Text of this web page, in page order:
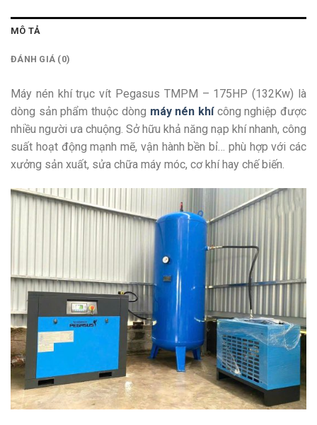
MÔ TẢ
ĐÁNH GIÁ (0)
Máy nén khí trục vít Pegasus TMPM – 175HP (132Kw) là
dòng sản phẩm thuộc dòng máy nén khícông nghiệp được
nhiều người ưa chuộng. Sở hữu khả năng nạp khí nhanh, công
suất hoạt động mạnh mẽ, vận hành bền bỉ… phù hợp với các
xưởng sản xuất, sửa chữa máy móc, cơ khí hay chế biến.